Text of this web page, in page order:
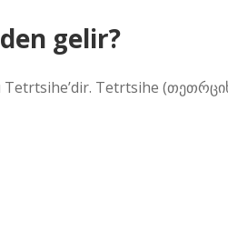
gelir?
Tetrtsihe